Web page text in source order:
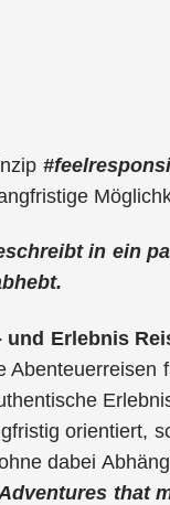
in ein
und Erlebnis
orientiert,
dabei
that